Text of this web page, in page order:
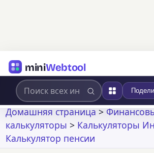
miniWebtool
Домашняя страница>
калькуляторы > Калькуляторы
Калькулятор пенсии